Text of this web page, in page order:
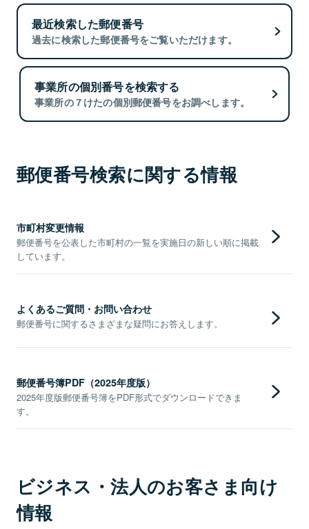
最近検索した郵便番号
過去に検索した郵便番号をご覧いただけます。
事業所の個別番号を検索する
事業所の７けたの個別郵便番号をお調べします。
郵便番号検索に関する情報
市町村変更情報
郵便番号を公表した市町村の一覧を実施日の新しい順に掲載
しています。
よくあるご質問・お問い合わせ
郵便番号に関するさまざまな疑問にお答えします。
郵便番号簿PDF（2025年度版）
2025年度版郵便番号簿をPDF形式でダウンロードできま
す。
ビジネス・法人のお客さま向け
情報